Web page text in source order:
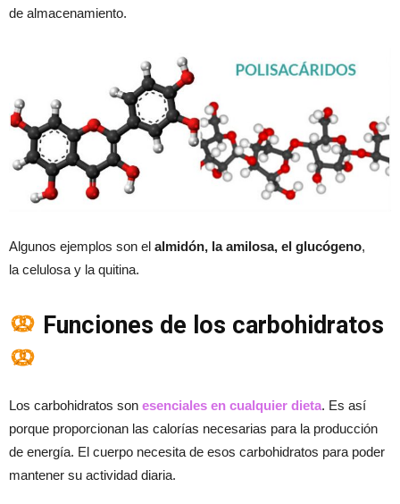
de almacenamiento.
Algunos ejemplos son el almidón, la amilosa, el glucógeno,
la celulosa y la quitina.
Funciones de los carbohidratos
Los carbohidratos son esenciales en cualquier dieta. Es así
porque proporcionan las calorías necesarias para la producción
de energía. El cuerpo necesita de esos carbohidratos para poder
mantener su actividad diaria.